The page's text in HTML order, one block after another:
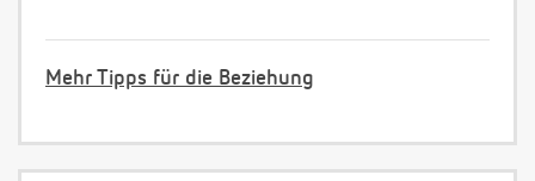
Mehr Tipps für die Beziehung